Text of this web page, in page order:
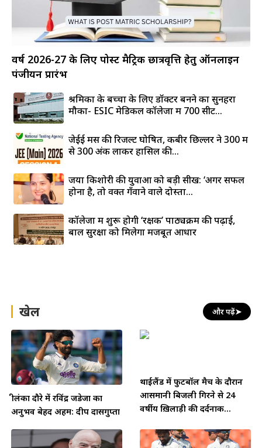
वर्ष 2026-27 के लिए पोस्ट मैट्रिक छात्रवृत्ति हेतु ऑनलाइन
पंजीयन प्रारंभ
श्रमिकों के बच्चों के लिए डॉक्टर बनने का सुनहरा
मौका- ESIC मेडिकल कॉलेजों में 700 सीटें...
जेईई मेंस की रिजल्ट घोषित, कबीर छिल्लर ने 300 में
से 300 अंक लाकर हासिल की...
जया किशोरी की युवाओं को बड़ी सीख: ‘अगर सफल
होना है, तो वक्त गँवाने वाले दोस्तों...
कॉलेजों में शुरू होगी ‘रक्षक’ पाठ्यक्रम की पढ़ाई,
बाल सुरक्षा को मिलेगा मजबूत आधार
खेल और पढ़ें➤
श्रीलंका दौरे में रविंद्र जडेजा का
अनुभव बेहद अहम: दीप दासगुप्ता
थाईलैंड में फुटबॉल मैच के दौरान
आसमानी बिजली गिरने से 24
वर्षीय ख़िलाड़ी की दर्दनाक...